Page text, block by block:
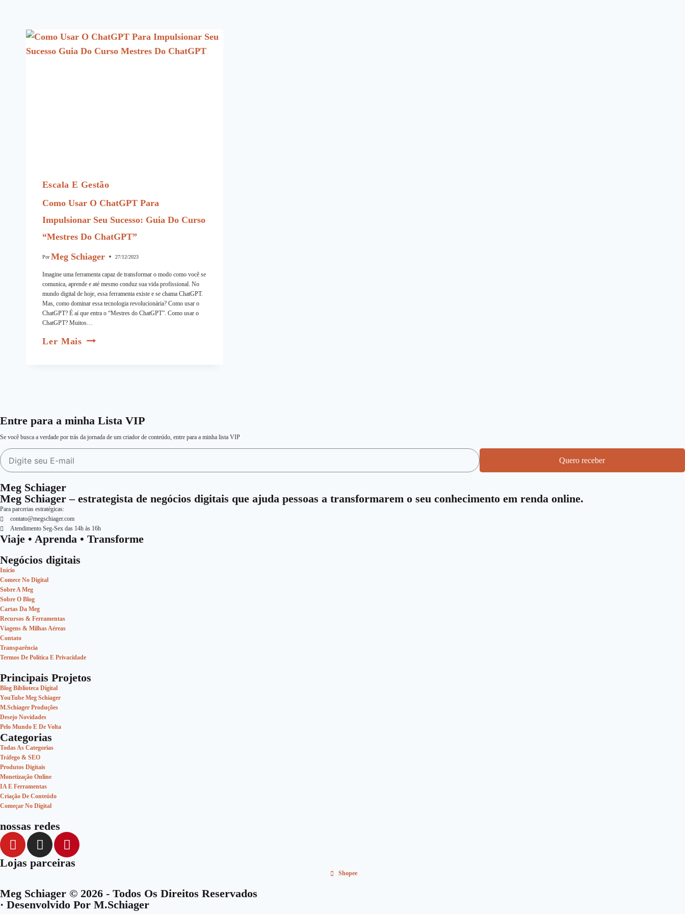
Escala E Gestão
Como Usar O ChatGPT Para
Impulsionar Seu Sucesso: Guia Do Curso
“Mestres Do ChatGPT”
Por Meg Schiager 27/12/2023
Imagine uma ferramenta capaz de transformar o modo como você se
comunica, aprende e até mesmo conduz sua vida profissional. No
mundo digital de hoje, essa ferramenta existe e se chama ChatGPT.
Mas, como dominar essa tecnologia revolucionária? Como usar o
ChatGPT? É aí que entra o “Mestres do ChatGPT”. Como usar o
ChatGPT? Muitos…
Ler Mais
Entre para a minha Lista VIP
Se você busca a verdade por trás da jornada de um criador de conteúdo, entre para a minha lista VIP
Quero receber
Meg Schiager
Meg Schiager – estrategista de negócios digitais que ajuda pessoas a transformarem o seu conhecimento em renda online.
Para parcerias estratégicas:
contato@megschiager.com
Atendimento Seg-Sex das 14h às 16h
Viaje • Aprenda • Transforme
Negócios digitais
Início
Comece No Digital
Sobre A Meg
Sobre O Blog
Cartas Da Meg
Recursos & Ferramentas
Viagens & Milhas Aéreas
Contato
Transparência
Termos De Política E Privacidade
Principais Projetos
Blog Biblioteca Digital
YouTube Meg Schiager
M.Schiager Produções
Desejo Novidades
Pelo Mundo E De Volta
Categorias
Todas As Categorias
Tráfego & SEO
Produtos Digitais
Monetização Online
IA E Ferramentas
Criação De Conteúdo
Começar No Digital
nossas redes
Lojas parceiras
Shopee
Meg Schiager © 2026 - Todos Os Direitos Reservados
· Desenvolvido Por M.Schiager